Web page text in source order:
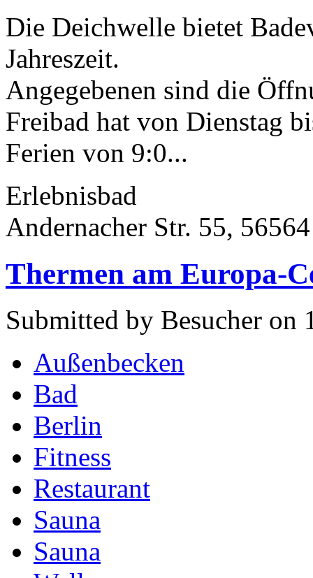
Die Deichwelle bietet
Jahreszeit.
Angegebenen sind die
Freibad hat von Dienstag
Ferien von 9:0...
Erlebnisbad
Andernacher Str. 55,
Thermen am Europa-
Submitted by Besucher on
Außenbecken
Bad
Berlin
Fitness
Restaurant
Sauna
Sauna